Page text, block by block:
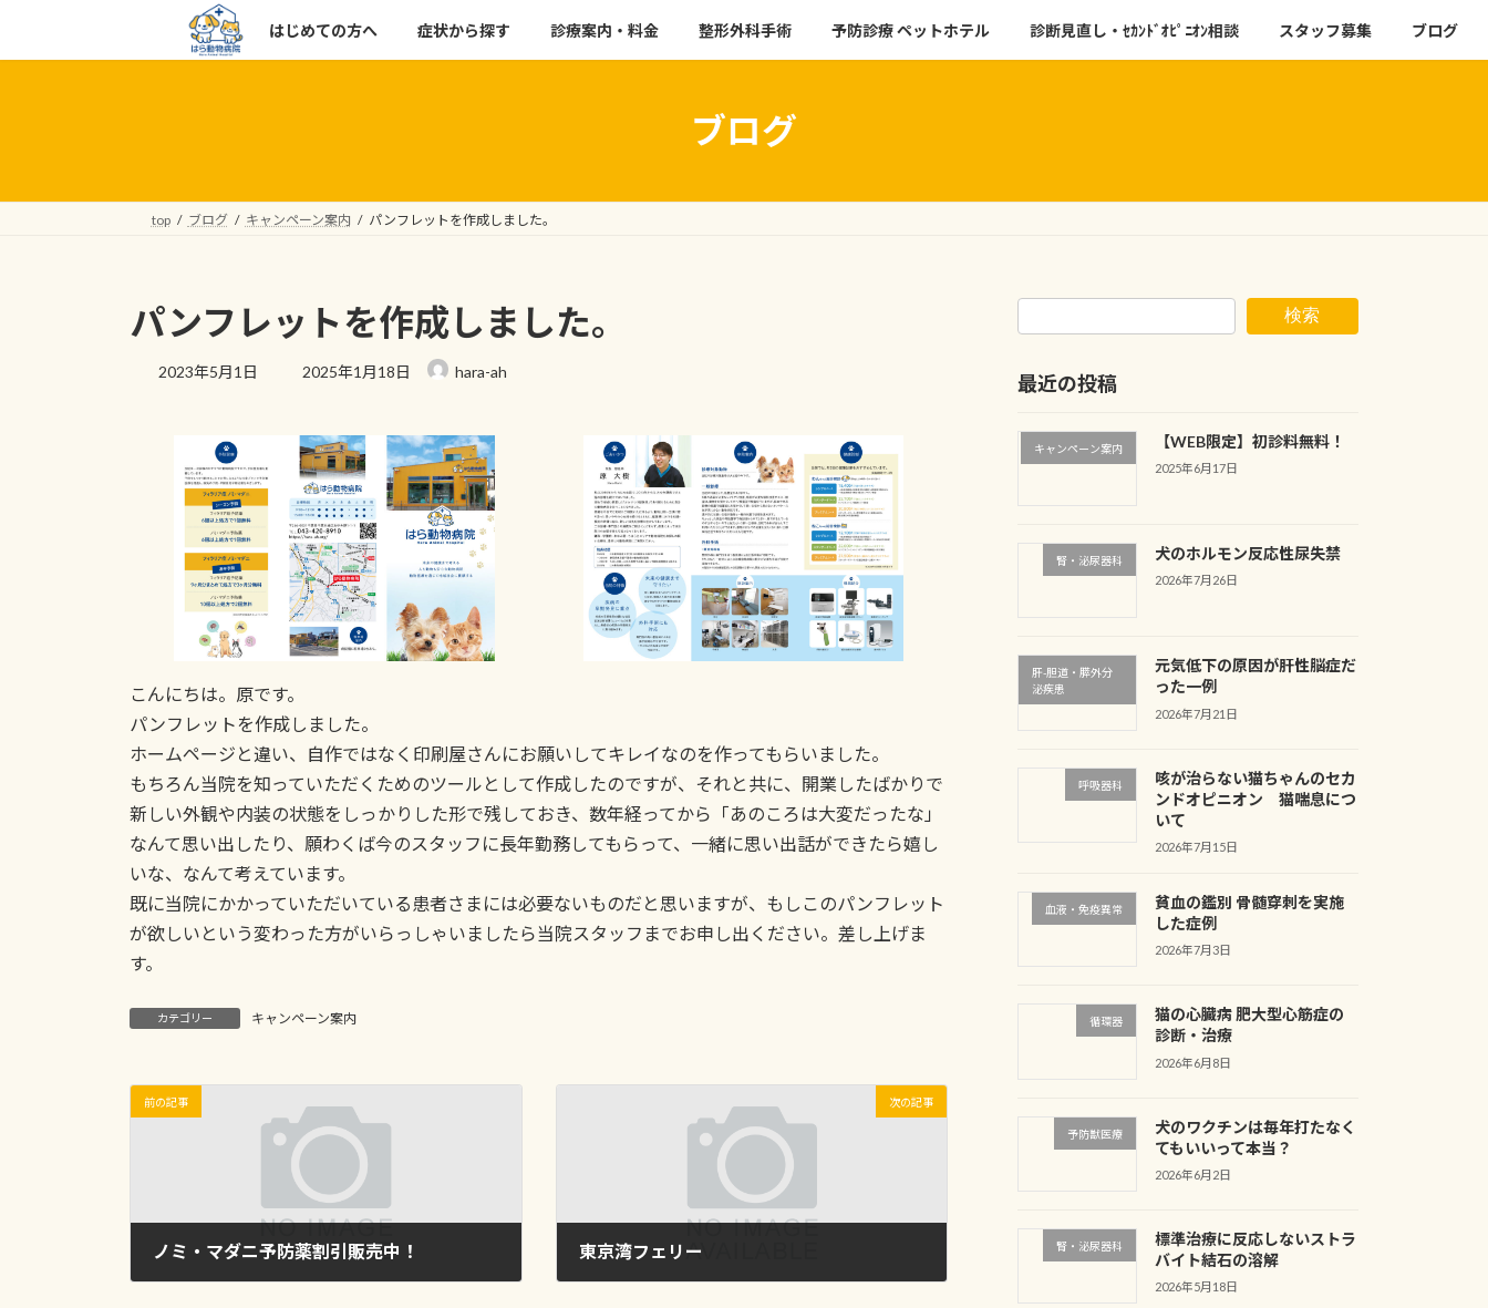
テ
キ
ゲ
に
はじめての方へ 症状から探す 診療案内・料金 整形外科手術 予防診療 ペットホテル 診断見直し・ｾｶﾝﾄﾞｵﾋﾟﾆｵﾝ相談 スタッフ募集 ブログ
ブログ
top ブログ キャンペーン案内 パンフレットを作成しました。
パンフレットを作成しました。
2023年5月1日
最
新
日
時
:
2025年1月18日 hara-ah
こんにちは。原です。
パンフレットを作成しました。
ホームページと違い、自作ではなく印刷屋さんにお願いしてキレイなのを作ってもらいました。
もちろん当院を知っていただくためのツールとして作成したのですが、それと共に、開業したばかりで
新しい外観や内装の状態をしっかりした形で残しておき、数年経ってから「あのころは大変だったな」
なんて思い出したり、願わくば今のスタッフに長年勤務してもらって、一緒に思い出話ができたら嬉し
いな、なんて考えています。
既に当院にかかっていただいている患者さまには必要ないものだと思いますが、もしこのパンフレット
が欲しいという変わった方がいらっしゃいましたら当院スタッフまでお申し出ください。差し上げま
す。
カテゴリー キャンペーン案内
前の記事
ノミ・マダニ予防薬割引販売中！
次の記事
東京湾フェリー
検索
最近の投稿
キャンペーン案内 【WEB限定】初診料無料！
2025年6月17日
腎・泌尿器科 犬のホルモン反応性尿失禁
2026年7月26日
肝-胆道・膵外分
泌疾患
元気低下の原因が肝性脳症だ
った一例
2026年7月21日
呼吸器科
咳が治らない猫ちゃんのセカ
ンドオピニオン 猫喘息につ
いて
2026年7月15日
血液・免疫異常
貧血の鑑別 骨髄穿刺を実施
した症例
2026年7月3日
循環器
猫の心臓病 肥大型心筋症の
診断・治療
2026年6月8日
予防獣医療
犬のワクチンは毎年打たなく
てもいいって本当？
2026年6月2日
腎・泌尿器科
標準治療に反応しないストラ
バイト結石の溶解
2026年5月18日